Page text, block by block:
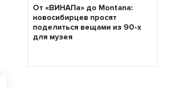
От «ВИНАПа» до Montana:
новосибирцев просят
поделиться вещами из 90-х
для музея